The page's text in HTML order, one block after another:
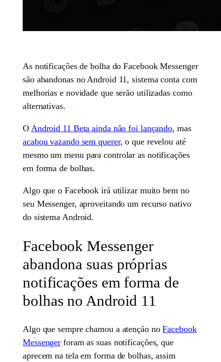
As notificações de bolha do Facebook Messenger
são abandonas no Android 11, sistema conta com
melhorias e novidade que serão utilizadas como
alternativas.
O Android 11 Beta ainda não foi lançando, mas
acabou vazando sem querer, o que revelou até
mesmo um menu para controlar as notificações
em forma de bolhas.
Algo que o Facebook irá utilizar muito bem no
seu Messenger, aproveitando um recurso nativo
do sistema Android.
Facebook Messenger
abandona suas próprias
notificações em forma de
bolhas no Android 11
Algo que sempre chamou a atenção noFacebook
Messenger foram as suas notificações, que
aprecem na tela em forma de bolhas, assim